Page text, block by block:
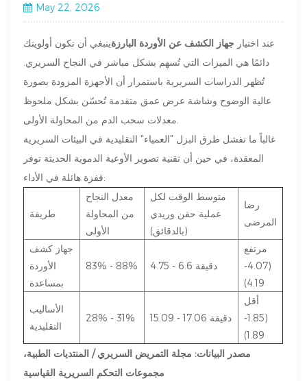
May 22, 2026
عند اختيار جهاز الكشف عن الأوردة البارزةينبغي أن تكون أولويتك
دائمًا هي الميزات التي تُسهم بشكل مباشر في النجاح السريري.
تُظهر الدراسات السريرية باستمرار أن الأجهزة المزودة بصورة
عالية الوضوح وشاشة عرض عمق متقدمة تُحسّن بشكل ملحوظ
غالباً ما تفشل طرق البزل "العمياء" التقليدية في البيئات السريرية
المعقدة، في حين أن تقنية تصوير الأوعية الدموية الحديثة توفر
قفزة هائلة في الأداء:
طريقة
معدل النجاح
من المحاولة
الأولى
متوسط ​​الوقت لكل
عملية حقن وريدي
(بالدقائق)
رضا
المرضى
جهاز كشف
الأوردة
بمساعدة
83% - 88% 4.75 - 6.6 دقيقة
مرتفع
(4.07-
4.19)
الأساليب
التقليدية
28% - 31% 15.09 - 17.06 دقيقة
أقل
(1.85-
1.89)
مصدر البيانات: مجلة التمريض السريري / المنتديات الطبية،
مجموعات التحكم السريرية القياسية